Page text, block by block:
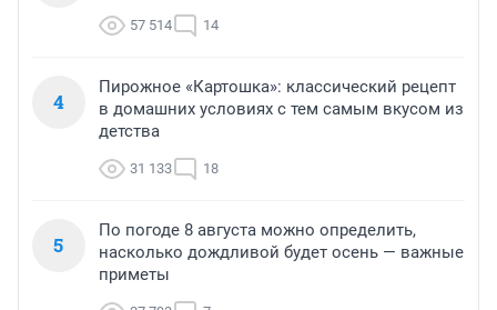
57 514 14
4
Пирожное «Картошка»: классический рецепт
в домашних условиях с тем самым вкусом из
детства
31 133 18
5
По погоде 8 августа можно определить,
насколько дождливой будет осень — важные
приметы